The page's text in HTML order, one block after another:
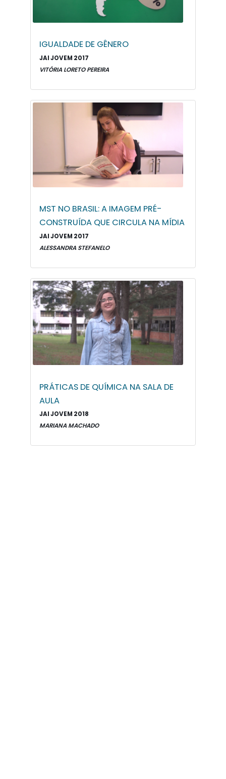
IGUALDADE DE GÊNERO
JAI JOVEM 2017
VITÓRIA LORETO PEREIRA
MST NO BRASIL: A IMAGEM PRÉ-
CONSTRUÍDA QUE CIRCULA NA MÍDIA
JAI JOVEM 2017
ALESSANDRA STEFANELO
PRÁTICAS DE QUÍMICA NA SALA DE
AULA
JAI JOVEM 2018
MARIANA MACHADO